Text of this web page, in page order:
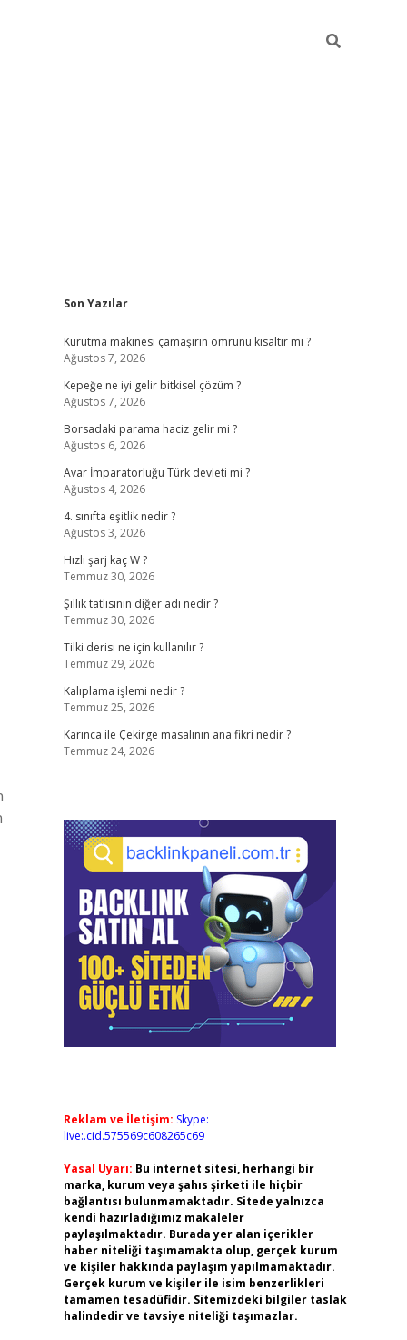
Sidebar
Son Yazılar
Kurutma makinesi çamaşırın ömrünü kısaltır mı ?
Ağustos 7, 2026
Kepeğe ne iyi gelir bitkisel çözüm ?
Ağustos 7, 2026
Borsadaki parama haciz gelir mi ?
Ağustos 6, 2026
Avar İmparatorluğu Türk devleti mi ?
Ağustos 4, 2026
4. sınıfta eşitlik nedir ?
Ağustos 3, 2026
Hızlı şarj kaç W ?
Temmuz 30, 2026
Şıllık tatlısının diğer adı nedir ?
Temmuz 30, 2026
Tilki derisi ne için kullanılır ?
Temmuz 29, 2026
Kalıplama işlemi nedir ?
Temmuz 25, 2026
Karınca ile Çekirge masalının ana fikri nedir ?
Temmuz 24, 2026
Reklam ve İletişim: Skype:
live:.cid.575569c608265c69
Yasal Uyarı: Bu internet sitesi, herhangi bir
marka, kurum veya şahıs şirketi ile hiçbir
bağlantısı bulunmamaktadır. Sitede yalnızca
kendi hazırladığımız makaleler
paylaşılmaktadır. Burada yer alan içerikler
haber niteliği taşımamakta olup, gerçek kurum
ve kişiler hakkında paylaşım yapılmamaktadır.
Gerçek kurum ve kişiler ile isim benzerlikleri
tamamen tesadüfidir. Sitemizdeki bilgiler taslak
halindedir ve tavsiye niteliği taşımazlar.